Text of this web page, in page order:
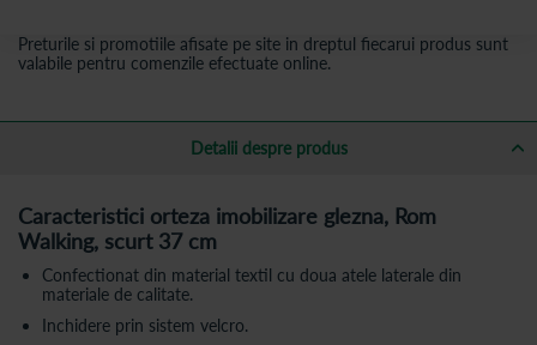
Preturile si promotiile afisate pe site in dreptul fiecarui produs sunt
valabile pentru comenzile efectuate online.
Detalii despre produs
Caracteristici orteza imobilizare glezna, Rom
Walking, scurt 37 cm
Confectionat din material textil cu doua atele laterale din
materiale de calitate.
Inchidere prin sistem velcro.